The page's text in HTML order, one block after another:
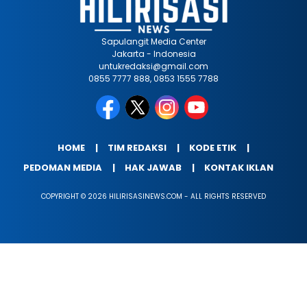
Sapulangit Media Center
Jakarta - Indonesia
untukredaksi@gmail.com
0855 7777 888, 0853 1555 7788
HOME TIM REDAKSI
KODE ETIK
PEDOMAN MEDIA
HAK JAWAB KONTAK IKLAN
COPYRIGHT © 2026 HILIRISASINEWS.COM - ALL RIGHTS RESERVED